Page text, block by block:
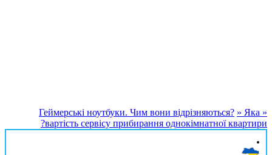
вартість сервісу